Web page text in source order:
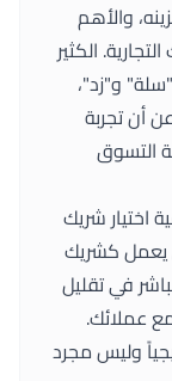
والأهم
الكثير
و"زد"،
أن تجربة
التسوق
اختيار شريك
يعمل كشريك
في تقليل
عملائك.
وليس مجرد